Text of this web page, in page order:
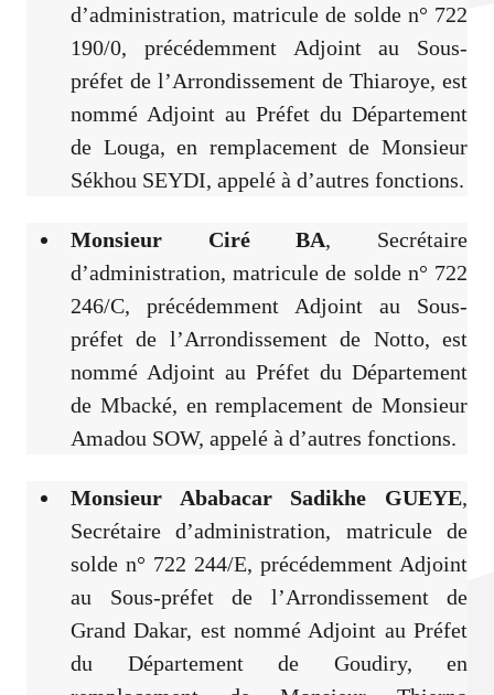
d’administration, matricule de solde n° 722
190/0, précédemment Adjoint au Sous-
préfet de l’Arrondissement de Thiaroye, est
nommé Adjoint au Préfet du Département
de Louga, en remplacement de Monsieur
Sékhou SEYDI, appelé à d’autres fonctions.
Monsieur Ciré BA, Secrétaire
d’administration, matricule de solde n° 722
246/C, précédemment Adjoint au Sous-
préfet de l’Arrondissement de Notto, est
nommé Adjoint au Préfet du Département
de Mbacké, en remplacement de Monsieur
Amadou SOW, appelé à d’autres fonctions.
Monsieur Ababacar Sadikhe GUEYE,
Secrétaire d’administration, matricule de
solde n° 722 244/E, précédemment Adjoint
au Sous-préfet de l’Arrondissement de
Grand Dakar, est nommé Adjoint au Préfet
du Département de Goudiry, en